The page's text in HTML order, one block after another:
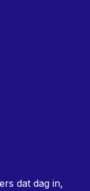
dat dag in,